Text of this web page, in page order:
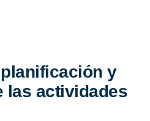
y
las actividades